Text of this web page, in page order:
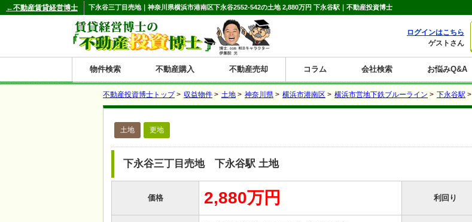
下永谷三丁目売地｜神奈川県横浜市港南区下永谷2552-542の土地 2,880万円 下永谷駅｜不動産投資博士
ログインはこちら
ゲストさん
物件検索
青森
秋田
岩手
宮城
山形
福島
東京
埼玉
神奈川
千葉
茨城
栃木
群馬
新潟
富山
石川
福井
長野
山梨
静岡
愛知
岐阜
三重
大阪
兵庫
京都
滋賀
奈良
和歌山
鳥取
岡山
島根
広島
山口
香川
徳島
愛媛
高知
福岡
佐賀
長崎
熊本
大分
宮崎
鹿児島
沖縄
不動産購入 不動産売却 コラム
購入コラム
売却コラム
大家さんコラム
賃貸経営コラム
会社検索 お悩みQ&A
←不動産賃貸経営博士
不動産投資博士トップ> 収益物件 > 土地 > 神奈川県 > 横浜市港南区 > 横浜市営地下鉄ブルーライン > 下永谷駅 >
土地 更地
下永谷三丁目売地 下永谷駅 土地
価格 2,880万円 利回り